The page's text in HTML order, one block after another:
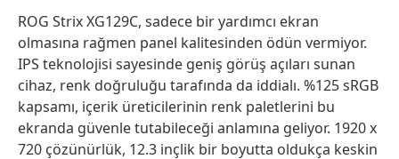
ROG Strix XG129C, sadece bir yardımcı ekran
olmasına rağmen panel kalitesinden ödün vermiyor.
IPS teknolojisi sayesinde geniş görüş açıları sunan
cihaz, renk doğruluğu tarafında da iddialı. %125 sRGB
kapsamı, içerik üreticilerinin renk paletlerini bu
ekranda güvenle tutabileceği anlamına geliyor. 1920 x
720 çözünürlük, 12.3 inçlik bir boyutta oldukça keskin